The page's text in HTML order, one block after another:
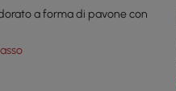
a forma di pavone con